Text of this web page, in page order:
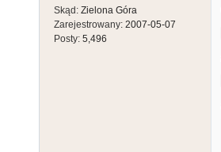
Skąd: Zielona Góra
Zarejestrowany: 2007-05-07
Posty: 5,496